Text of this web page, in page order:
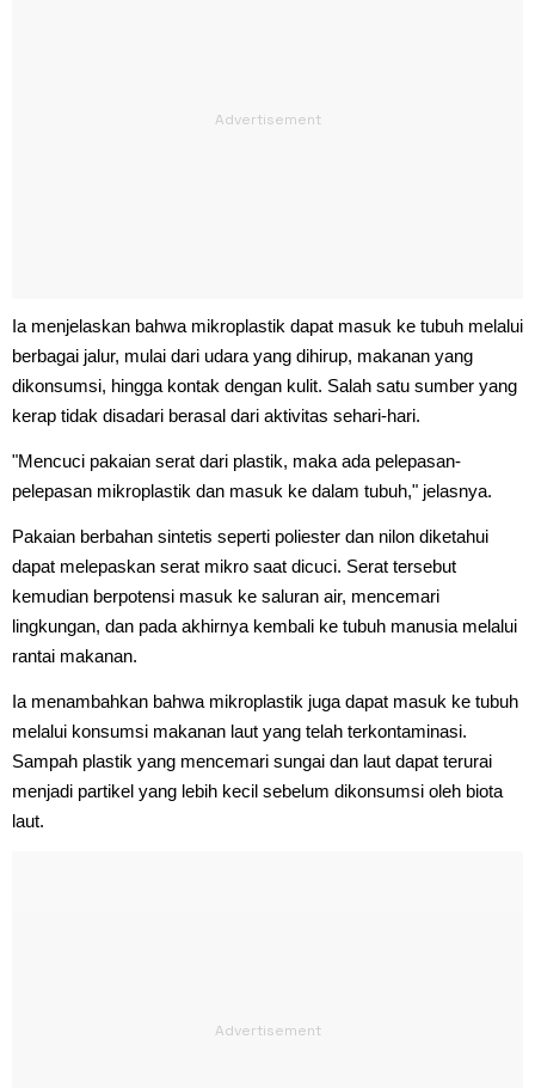
Ia menjelaskan bahwa mikroplastik dapat masuk ke tubuh melalui
berbagai jalur, mulai dari udara yang dihirup, makanan yang
dikonsumsi, hingga kontak dengan kulit. Salah satu sumber yang
kerap tidak disadari berasal dari aktivitas sehari-hari.
"Mencuci pakaian serat dari plastik, maka ada pelepasan-
pelepasan mikroplastik dan masuk ke dalam tubuh," jelasnya.
Pakaian berbahan sintetis seperti poliester dan nilon diketahui
dapat melepaskan serat mikro saat dicuci. Serat tersebut
kemudian berpotensi masuk ke saluran air, mencemari
lingkungan, dan pada akhirnya kembali ke tubuh manusia melalui
rantai makanan.
Ia menambahkan bahwa mikroplastik juga dapat masuk ke tubuh
melalui konsumsi makanan laut yang telah terkontaminasi.
Sampah plastik yang mencemari sungai dan laut dapat terurai
menjadi partikel yang lebih kecil sebelum dikonsumsi oleh biota
laut.